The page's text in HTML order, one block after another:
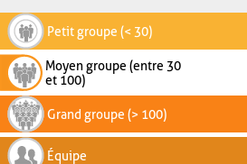
Petit groupe (< 30)
Moyen groupe (entre 30
et 100)
Grand groupe (> 100)
Équipe